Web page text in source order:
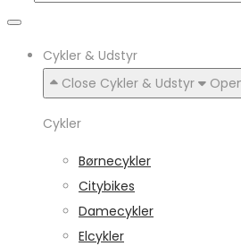
Cykler & Udstyr
Close Cykler & Udstyr
Cykler
Børnecykler
Citybikes
Damecykler
Elcykler